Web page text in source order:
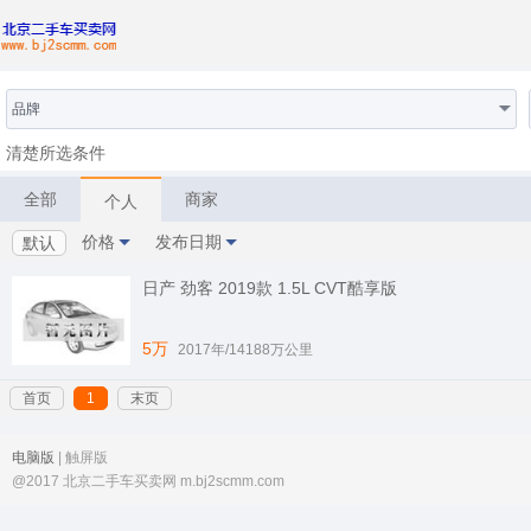
品牌
清楚所选条件
全部 个人 商家
默认 价格 发布日期
日产 劲客 2019款 1.5L CVT酷享版
5万 2017年/14188万公里
首页 1 末页
电脑版
| 触屏版
@2017 北京二手车买卖网 m.bj2scmm.com